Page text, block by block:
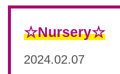
仙台八木山保育園（宮城県）
仙台富沢保育園（宮城県）
つくば西平塚保育園(茨城県)
2025年 03月(1)
☆Nursery☆
2024.02.07